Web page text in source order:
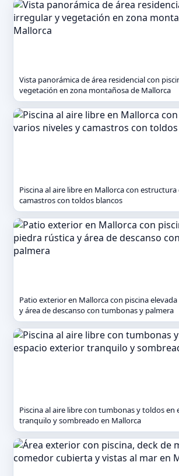
Vista panorámica de área residencial con
vegetación en zona montañosa de Mallorca
Piscina al aire libre en Mallorca con
camastros con toldos blancos
Patio exterior en Mallorca con piscina
y área de descanso con tumbonas y palmera
Piscina al aire libre con tumbonas y toldos en
tranquilo y sombreado en Mallorca